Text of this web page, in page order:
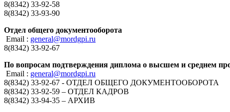
8(8342) 33-92-58
8(8342) 33-93-90
Отдел общего документооборота
Email : general@mordgpi.ru
8(8342) 33-92-67
По вопросам подтверждения диплома о высшем и среднем
Email : general@mordgpi.ru
8(8342) 33-92-67 - ОТДЕЛ ОБЩЕГО ДОКУМЕНТООБОРОТА
8(8342) 33-92-59 – ОТДЕЛ КАДРОВ
8(8342) 33-94-35 – АРХИВ